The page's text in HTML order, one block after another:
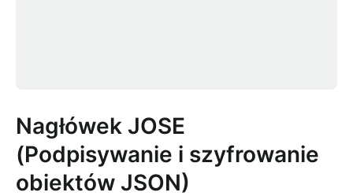
Nagłówek JOSE
(Podpisywanie i szyfrowanie
obiektów JSON)